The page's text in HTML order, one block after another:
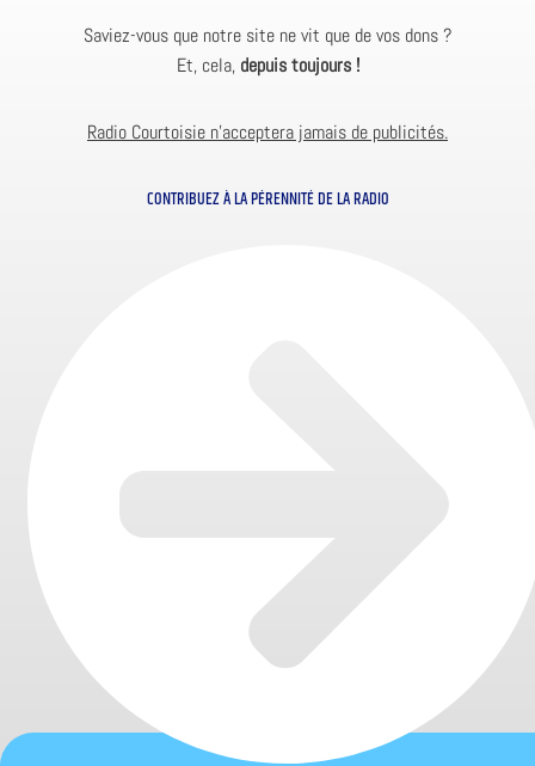
Saviez-vous que notre site ne vit que de vos dons ?
Et, cela, depuis toujours !
Radio Courtoisie n’acceptera jamais de publicités.
CONTRIBUEZ À LA PÉRENNITÉ DE LA RADIO